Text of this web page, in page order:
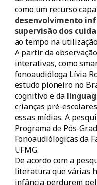
como um recurso
desenvolvimento
supervisão dos
ao tempo na
A partir da
interativas, como
fonoaudióloga Lívia
estudo pioneiro no
cognitivo e da
crianças pré-
essas mídias. A
Programa de Pós-
Fonoaudiólogicas da
UFMG.
De acordo com a
literatura que várias
infância perdurem